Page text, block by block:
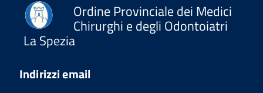
Ordine Provinciale dei Medici
Chirurghi e degli Odontoiatri
La Spezia
Indirizzi email